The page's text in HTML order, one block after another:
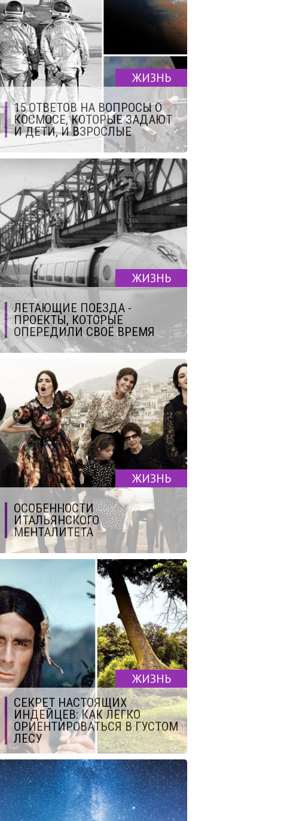
ЖИЗНЬ
15 ОТВЕТОВ НА ВОПРОСЫ О
КОСМОСЕ, КОТОРЫЕ ЗАДАЮТ
И ДЕТИ, И ВЗРОСЛЫЕ
ЖИЗНЬ
ЛЕТАЮЩИЕ ПОЕЗДА -
ПРОЕКТЫ, КОТОРЫЕ
ОПЕРЕДИЛИ СВОЁ ВРЕМЯ
ЖИЗНЬ
ОСОБЕННОСТИ
ИТАЛЬЯНСКОГО
МЕНТАЛИТЕТА
ЖИЗНЬ
СЕКРЕТ НАСТОЯЩИХ
ИНДЕЙЦЕВ: КАК ЛЕГКО
ОРИЕНТИРОВАТЬСЯ В ГУСТОМ
ЛЕСУ